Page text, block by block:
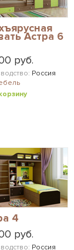
Астра 6
руб.
Россия
4
руб.
Россия